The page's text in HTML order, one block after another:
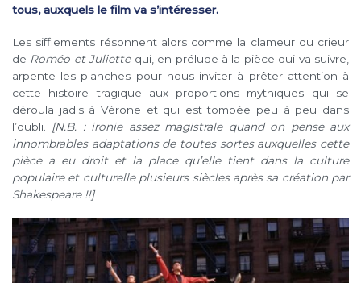
tous, auxquels le film va s’intéresser.
Les sifflements résonnent alors comme la clameur du crieur
de Roméo et Juliettequi, en prélude à la pièce qui va suivre,
arpente les planches pour nous inviter à prêter attention à
cette histoire tragique aux proportions mythiques qui se
déroula jadis à Vérone et qui est tombée peu à peu dans
l’oubli. [N.B. : ironie assez magistrale quand on pense aux
innombrables adaptations de toutes sortes auxquelles cette
pièce a eu droit et la place qu’elle tient dans la culture
populaire et culturelle plusieurs siècles après sa création par
Shakespeare !!]